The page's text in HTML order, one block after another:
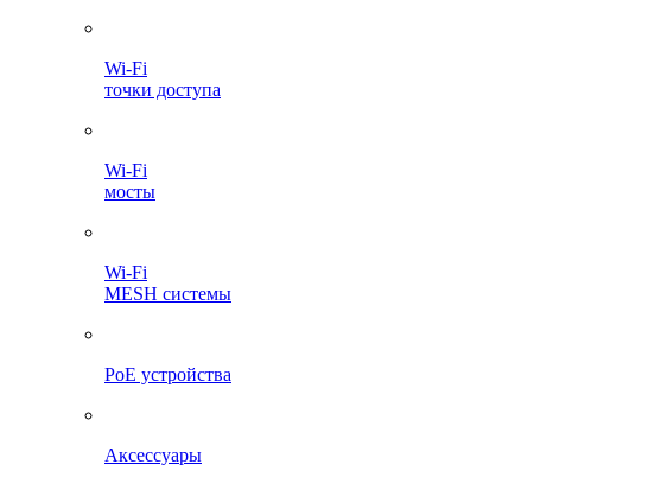
Wi-Fi
точки доступа
Wi-Fi
мосты
Wi-Fi
MESH системы
PoE устройства
Аксессуары